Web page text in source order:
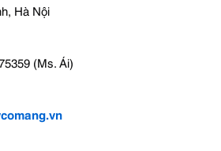
Hà Nội
(Ms. Ái)